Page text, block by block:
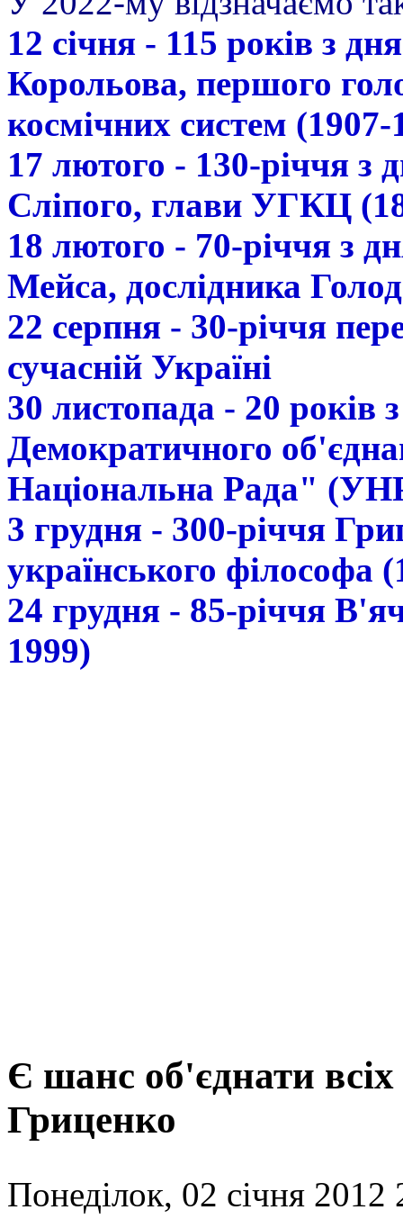
12 січня - 115 років з
Корольова, першого
космічних систем (1907-
17 лютого - 130-річчя з
Сліпого, глави УГКЦ
18 лютого - 70-річчя з
Мейса, дослідника
22 серпня - 30-річчя
сучасній Україні
30 листопада - 20 років
Демократичного
Національна Рада"
3 грудня - 300-річчя
українського філософа
24 грудня - 85-річчя
1999)
Є шанс об'єднати
Гриценко
Понеділок, 02 січня